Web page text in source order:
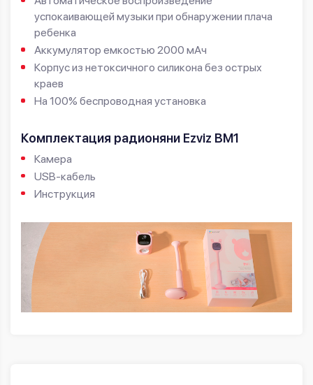
успокаивающей музыки при обнаружении плача
ребенка
Аккумулятор емкостью 2000 мАч
Корпус из нетоксичного силикона без острых
краев
На 100% беспроводная установка
Комплектация радионяни Ezviz BM1
Камера
USB-кабель
Инструкция